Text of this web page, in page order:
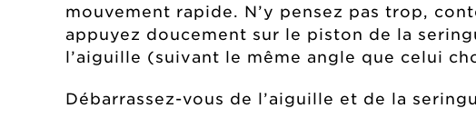
mouvement rapide. N’y pensez pas trop,
appuyez doucement sur le piston de la
l’aiguille (suivant le même angle que celui
Débarrassez-vous de l’aiguille et de la